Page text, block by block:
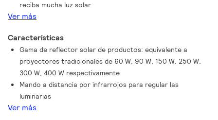
reciba mucha luz solar.
Ver más
Características
Gama de reflector solar de productos: equivalente a
proyectores tradicionales de 60 W, 90 W, 150 W, 250 W,
300 W, 400 W respectivamente
Mando a distancia por infrarrojos para regular las
luminarias
Ver más